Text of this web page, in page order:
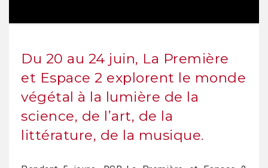
Du 20 au 24 juin, La Première
et Espace 2 explorent le monde
végétal à la lumière de la
science, de l’art, de la
littérature, de la musique.